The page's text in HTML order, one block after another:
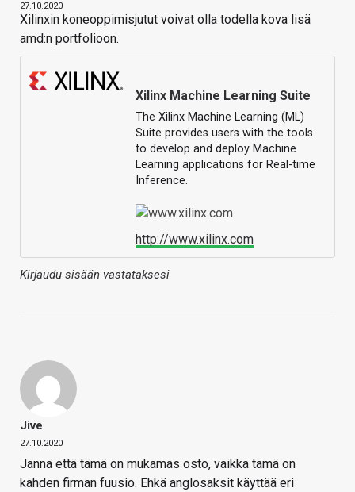
27.10.2020
Xilinxin koneoppimisjutut voivat olla todella kova lisä
amd:n portfolioon.
Xilinx Machine Learning Suite
The Xilinx Machine Learning (ML)
Suite provides users with the tools
to develop and deploy Machine
Learning applications for Real-time
Inference.
http://www.xilinx.com
Kirjaudu sisään vastataksesi
Jive
27.10.2020
Jännä että tämä on mukamas osto, vaikka tämä on
kahden firman fuusio. Ehkä anglosaksit käyttää eri